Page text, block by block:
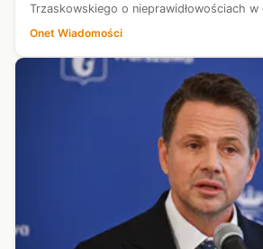
Trzaskowskiego o nieprawidłowościach w
Kacprzyka 19 lipca 2025 r. — informuje
Onet Wiadomości